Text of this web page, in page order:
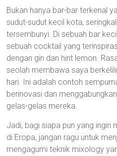
Bukan hanya bar-bar terkenal
sudut-sudut kecil kota,
tersembunyi. Di sebuah bar
sebuah cocktail yang
dengan gin dan hint lemon.
seolah membawa saya
hari. Ini adalah contoh
berinovasi dan
gelas-gelas mereka.
Jadi, bagi siapa pun yang ingin
di Eropa, jangan ragu untuk
mengagumi teknik mixology